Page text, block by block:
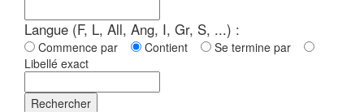
Langue (F, L, All, Ang, I, Gr, S, ...) :
Commence par Contient
Se termine par
Libellé exact
Rechercher